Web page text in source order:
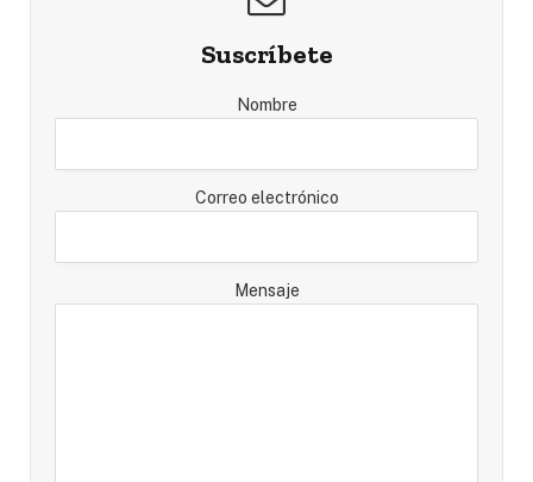
Suscríbete
Nombre
Correo electrónico
Mensaje